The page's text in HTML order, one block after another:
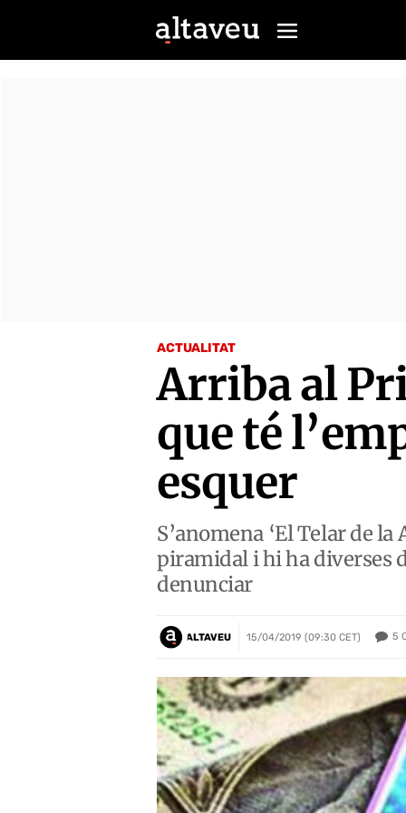
ACTUALITAT
Arriba al
que té
esquer
S’anomena ‘El Telar de
piramidal i hi ha diverses
denunciar
ALTAVEU 15/04/2019 (09:30 CET) 5